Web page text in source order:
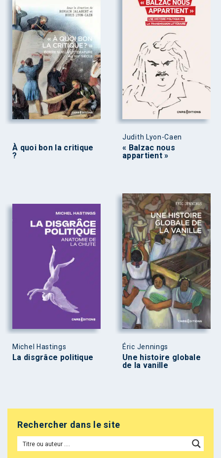
À quoi bon la critique
?
Judith Lyon-Caen
« Balzac nous
appartient »
Michel Hastings
La disgrâce politique
Éric Jennings
Une histoire globale
de la vanille
Rechercher dans le site